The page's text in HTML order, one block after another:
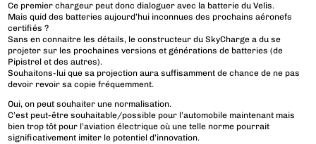
Ce premier chargeur peut donc dialoguer avec la batterie du Velis.
Mais quid des batteries aujourd’hui inconnues des prochains aéronefs
certifiés ?
Sans en connaitre les détails, le constructeur du SkyCharge a du se
projeter sur les prochaines versions et générations de batteries (de
Pipistrel et des autres).
Souhaitons-lui que sa projection aura suffisamment de chance de ne pas
devoir revoir sa copie fréquemment.
Oui, on peut souhaiter une normalisation.
C’est peut-être souhaitable/possible pour l’automobile maintenant mais
bien trop tôt pour l’aviation électrique où une telle norme pourrait
significativement imiter le potentiel d’innovation.